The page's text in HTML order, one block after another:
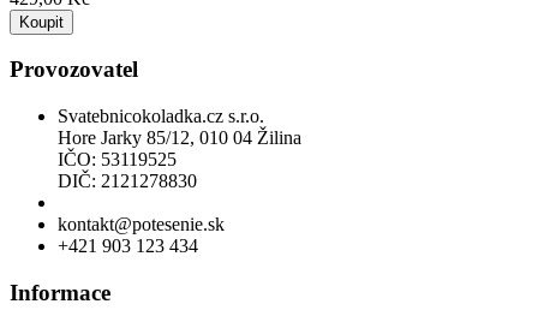
Koupit
Provozovatel
Svatebnicokoladka.cz s.r.o.
Hore Jarky 85/12, 010 04 Žilina
IČO: 53119525
DIČ: 2121278830
kontakt@potesenie.sk
+421 903 123 434
Informace